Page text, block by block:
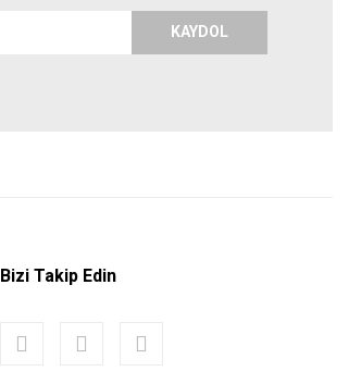
KAYDOL
Bizi Takip Edin